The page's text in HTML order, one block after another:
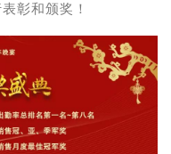
彰和颁奖！